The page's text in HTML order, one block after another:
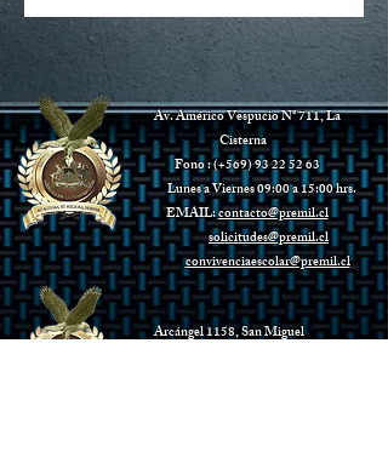
Av. Américo Vespucio N° 711, La
Cisterna
Fono : (+569)93 22 52 63
Lunes a Viernes 09:00 a 15:00 hrs.
EMAIL:contacto@premil.cl
solicitudes@premil.cl
convivenciaescolar@premil.cl
Arcángel 1158, San Miguel